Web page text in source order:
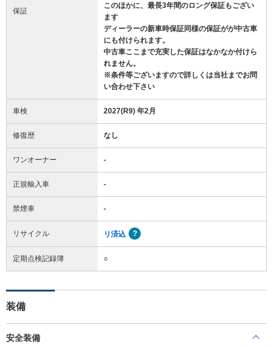
保証
このほかに、最長3年間のロング保証もござい
ます
ディーラーの新車時保証同様の保証がが中古車
にも付けられます。
中古車ここまで充実した保証はなかなか付けら
れません。
※条件等ございますので詳しくは当社までお問
い合わせ下さい
車検 2027(R9) 年2月
修復歴 なし
ワンオーナー -
正規輸入車 -
禁煙車 -
リサイクル リ済込
定期点検記録簿 ○
装備
安全装備